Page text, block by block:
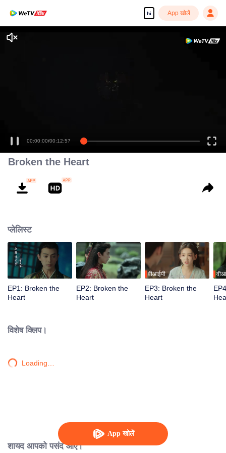
hi App खोलें
App खोलें
00:00:00/00:12:57
Broken the Heart
प्लेलिस्ट
EP1: Broken the
Heart
EP2: Broken the
Heart
वीआईपी
EP3: Broken the
Heart
विशेष क्लिप।
Loading…
शायद आपको पसंद आए।